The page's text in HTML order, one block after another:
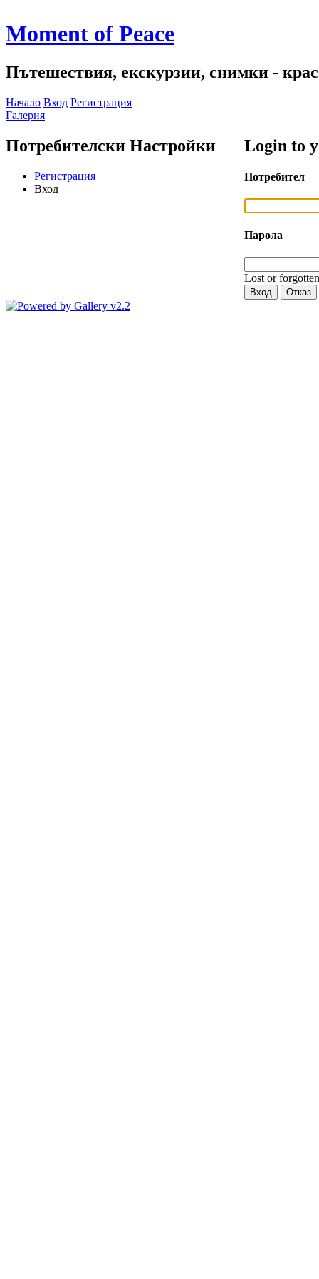
Moment of Peace
Пътешествия, екскурзии, снимки -
Начало Вход Регистрация
Галерия
Потребителски Настройки
Регистрация
Вход
Login to
Потребител
Парола
Lost or